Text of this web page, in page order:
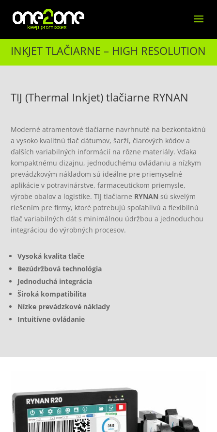
INKJET TLAČIARNE – HIGH RESOLUTION
TIJ (Thermal Inkjet) tlačiarne RYNAN
Moderné atramentové tlačiarne navrhnuté na bezkontaktnú
a vysoko kvalitnú tlač dátumov, šarží, čiarových kódov a
ďalších variabilných informácií na rôzne materiály. Vďaka
kompaktnému dizajnu, jednoduchému ovládaniu a nízkym
prevádzkovým nákladom sú ideálne pre priemyselné
aplikácie v potravinárstve, farmaceutickom priemysle,
výrobe obalov a logistike. TIJ tlačiarne RYNAN sú skvelým
riešením pre firmy, ktoré potrebujú spoľahlivú a flexibilnú
tlač variabilných dát s minimálnou údržbou a jednoduchou
integráciou do výrobných procesov.
Vysoká kvalita tlače
Bezúdržbová technológia
Jednoduchá integrácia
Široká kompatibilita
Nízke prevádzkové náklady
Intuitívne ovládanie